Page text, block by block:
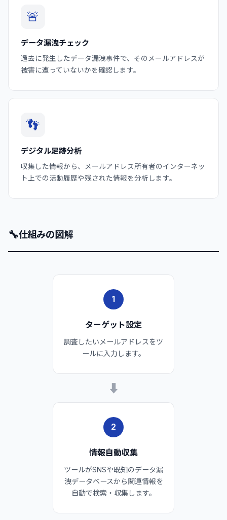
🚨
データ漏洩チェック
過去に発生したデータ漏洩事件で、そのメールアドレスが
被害に遭っていないかを確認します。
👣
デジタル足跡分析
収集した情報から、メールアドレス所有者のインターネッ
ト上での活動履歴や残された情報を分析します。
🔧仕組みの図解
1
ターゲット設定
調査したいメールアドレスをツ
ールに入力します。
➡
2
情報自動収集
ツールがSNSや既知のデータ漏
洩データベースから関連情報を
自動で検索・収集します。